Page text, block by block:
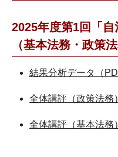
2025年度第1回「
（基本法務・政策
結果分析データ（
全体講評（政策法務）
全体講評（基本法務）